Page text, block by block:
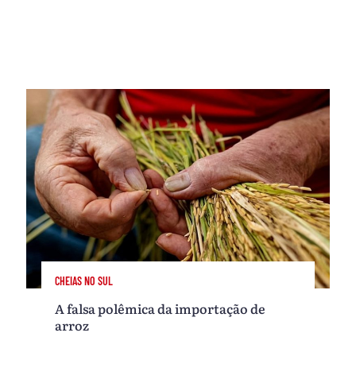
CHEIAS NO SUL
A falsa polêmica da importação de
arroz